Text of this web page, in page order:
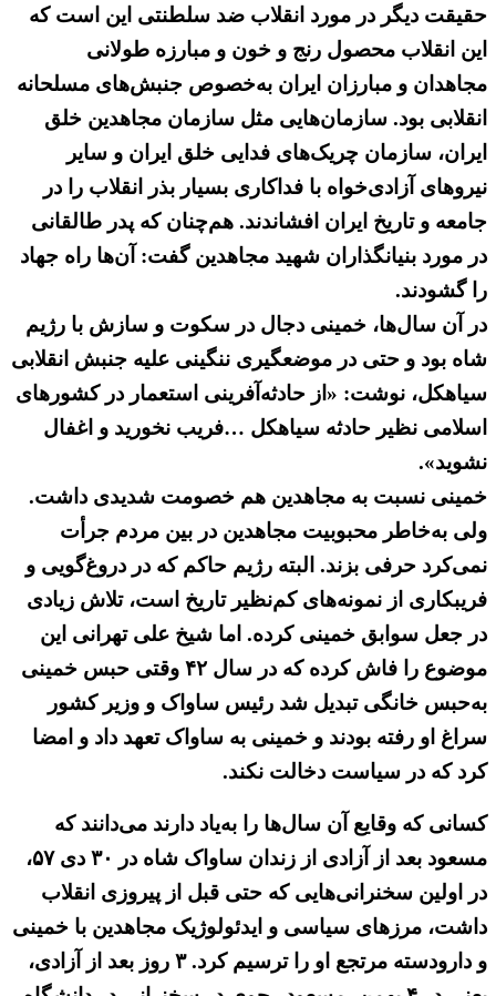
حقیقت دیگر در مورد انقلاب ضد سلطنتی این است که
این انقلاب محصول رنج و خون و مبارزه طولانی
مجاهدان و مبارزان ایران به‌خصوص جنبش‌های مسلحانه
انقلابی بود. سازمان‌هایی مثل سازمان مجاهدین خلق
ایران، سازمان چریک‌های فدایی خلق ایران و سایر
نیروهای آزادی‌خواه با فداکاری بسیار بذر انقلاب را در
جامعه و تاریخ ایران افشاندند. هم‌چنان که پدر طالقانی
در مورد بنیانگذاران شهید مجاهدین گفت: آن‌ها راه جهاد
را گشودند.
در آن سال‌ها، خمینی دجال در سکوت و سازش با رژیم
شاه بود و حتی در موضعگیری ننگینی علیه جنبش انقلابی
سیاهکل، نوشت: «از حادثه‌آفرینی استعمار در كشورهای
اسلامی نظیر حادثه سیاهكل …فریب نخورید و اغفال
نشوید».
خمینی نسبت به مجاهدین هم خصومت شدیدی داشت.
ولی به‌خاطر محبوبیت مجاهدین در بین مردم جرأت
نمی‌کرد حرفی بزند. البته رژیم حاکم که در دروغ‌گویی و
فریبکاری از نمونه‌های کم‌نظیر تاریخ است، تلاش زیادی
در جعل سوابق خمینی کرده. اما شیخ علی تهرانی این
موضوع را فاش کرده که در سال ۴۲ وقتی حبس خمینی
به‌حبس خانگی تبدیل شد رئیس ساواک و وزیر کشور
سراغ او رفته بودند و خمینی به ‌ساواک تعهد داد و امضا
کرد که در سیاست دخالت نکند.
کسانی که وقایع آن سال‌ها را به‌یاد دارند می‌دانند که
مسعود بعد از آزادی از زندان ساواک شاه در ۳۰ دی ۵۷،
در اولین سخنرانی‌هایی که حتی قبل از پیروزی انقلاب
داشت، مرزهای سیاسی و ایدئولوژیک مجاهدین با خمینی
و دارودسته مرتجع او را ترسیم کرد. ۳ روز بعد از آزادی،